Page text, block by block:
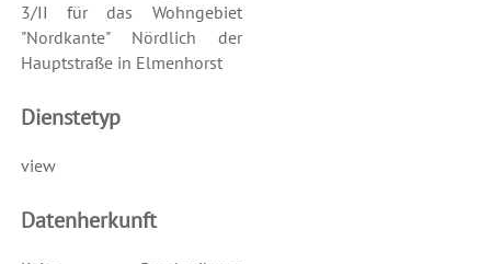
3/II für das Wohngebiet
"Nordkante" Nördlich der
Hauptstraße in Elmenhorst
Dienstetyp
view
Datenherkunft